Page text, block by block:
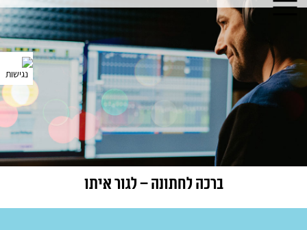
ברכה לחתונה – לגור איתו